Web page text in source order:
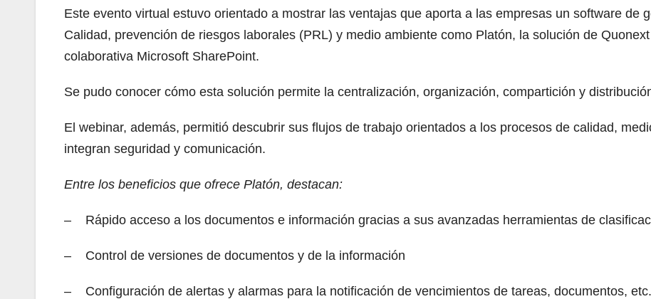
Este evento virtual estuvo orientado a mostrar las ventajas que aporta a las empresas un software de
Calidad, prevención de riesgos laborales (PRL) y medio ambiente como Platón, la solución de
colaborativa Microsoft SharePoint.
Se pudo conocer cómo esta solución permite la centralización, organización, compartición y
El webinar, además, permitió descubrir sus flujos de trabajo orientados a los procesos de calidad,
integran seguridad y comunicación.
Entre los beneficios que ofrece Platón, destacan:
– Rápido acceso a los documentos e información gracias a sus avanzadas herramientas de
– Control de versiones de documentos y de la información
– Configuración de alertas y alarmas para la notificación de vencimientos de tareas, documentos, etc.